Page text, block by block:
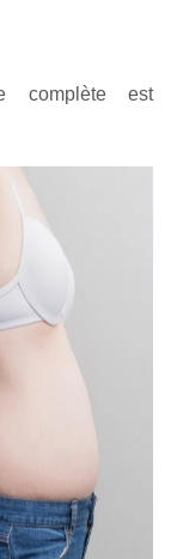
complète est